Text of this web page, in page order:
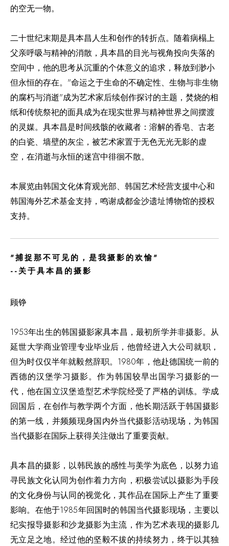
的空无一物。
二十世纪末期是具本昌人生和创作的转折点。随着病榻上
父亲呼吸与精神的消散，具本昌的目光与视角投向失落的
空间中，他的思考从沉重的个体意义的追求，释放到渺小
但永恒的存在。"命运之于生命的不确定性、生物与非生物
的腐朽与消逝"成为艺术家后续创作探讨的主题，焚烧的相
纸和传统祭祀的面具成为在现实世界与精神世界之间摆渡
的灵媒。具本昌是时间残骸的收藏者：溶解的香皂、古老
的白瓷、墙壁的灰尘，被艺术家置于无色无光无影的虚
空，在消逝与永恒的迷宫中徘徊不散。
本展览由韩国文化体育观光部、韩国艺术经营支援中心和
韩国海外艺术基金支持，鸣谢成都金沙遗址博物馆的授权
支持。
"捕捉那不可见的，是我摄影的欢愉"
--关于具本昌的摄影
顾铮
1953年出生的韩国摄影家具本昌，最初所学并非摄影。从
延世大学商业管理专业毕业后，他曾经进入大公司就职，
但为时仅仅半年就毅然辞职。1980年，他赴德国统一前的
西德的汉堡学习摄影。作为韩国较早出国学习摄影的一
代，他在国立汉堡造型艺术学院经受了严格的训练。学成
回国后，在创作与教学两个方面，他长期活跃于韩国摄影
的第一线，并频频现身国内外当代摄影活动现场，为韩国
当代摄影在国际上获得关注做出了重要贡献。
具本昌的摄影，以韩民族的感性与美学为底色，以努力追
寻民族文化认同为创作着力方向，积极尝试以摄影为手段
的文化身份与认同的视觉化，其作品在国际上产生了重要
影响。在他于1985年回国时的韩国当代摄影现场，主要以
纪实报导摄影和沙龙摄影为主流，作为艺术表现的摄影几
无立足之地。经过他的坚毅不拔的持续努力，终于以其独